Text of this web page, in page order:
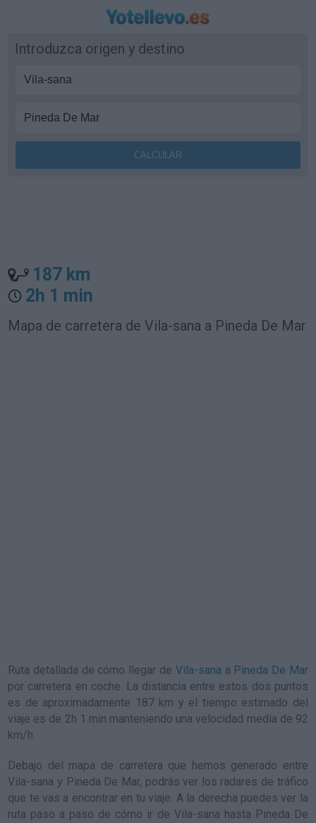
Introduzca origen y destino
187 km
2h 1 min
Mapa de carretera de Vila-sana a Pineda De Mar
Ruta detallada de cómo llegar de Vila-sana a Pineda De Mar
por carretera en coche. La distancia entre estos dos puntos
es de aproximadamente 187 km y el tiempo estimado del
viaje es de 2h 1 min manteniendo una velocidad media de 92
km/h.
Debajo del mapa de carretera que hemos generado entre
Vila-sana y Pineda De Mar, podrás ver los radares de tráfico
que te vas a encontrar en tu viaje. A la derecha puedes ver la
ruta paso a paso de cómo ir de Vila-sana hasta Pineda De